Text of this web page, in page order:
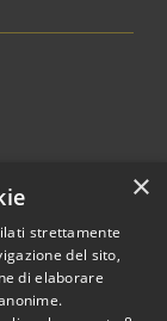
×
strettamente
del sito,
di elaborare